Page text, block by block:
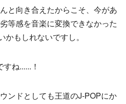
と向き合えたからこそ、今があ
等感を音楽に変換できなかった
もしれないですし。
ね......！
ンドとしても王道のJ-POPにか